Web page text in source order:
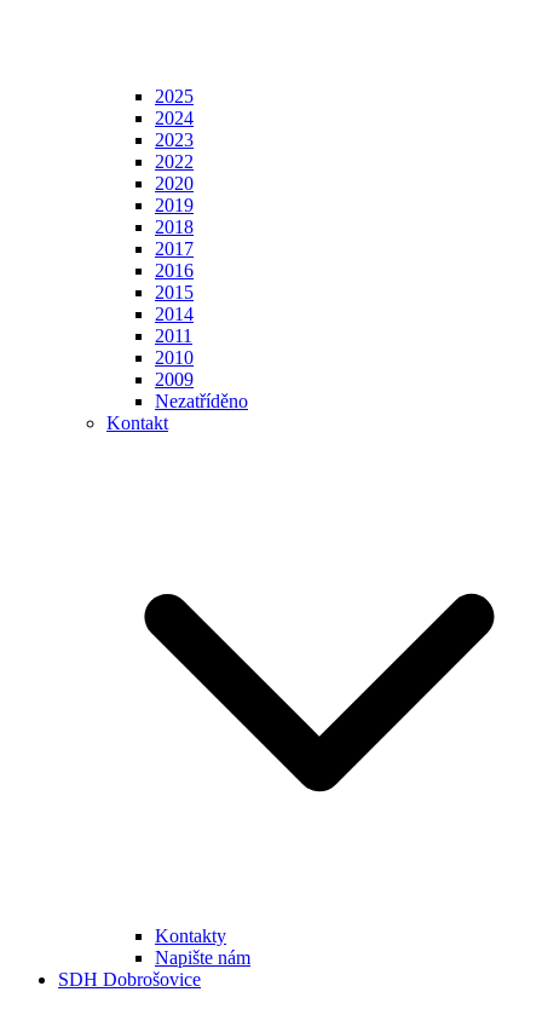
2025
2024
2023
2022
2020
2019
2018
2017
2016
2015
2014
2011
2010
2009
Nezatříděno
Kontakt
Kontakty
Napište nám
SDH Dobrošovice